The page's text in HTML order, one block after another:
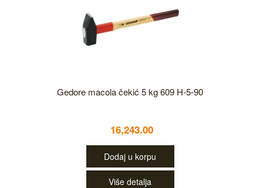
Gedore macola čekić 5 kg 609 H-5-90
16,243.00
Dodaj u korpu
Više detalja